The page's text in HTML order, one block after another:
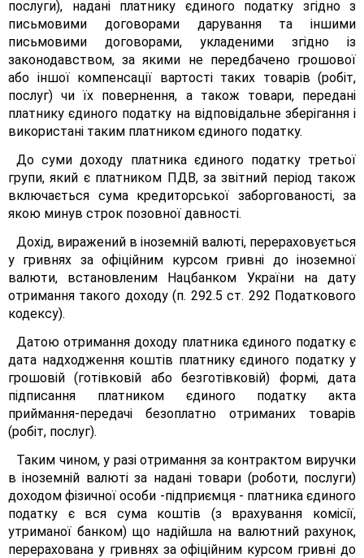
послуги), надані платнику єдиного податку згідно з
письмовими договорами дарування та іншими
письмовими договорами, укладеними згідно із
законодавством, за якими не передбачено грошової
або іншої компенсації вартості таких товарів (робіт,
послуг) чи їх повернення, а також товари, передані
платнику єдиного податку на відповідальне зберігання і
використані таким платником єдиного податку.
До суми доходу платника єдиного податку третьої
групи, який є платником ПДВ, за звітний період також
включається сума кредиторської заборгованості, за
якою минув строк позовної давності.
Дохід, виражений в іноземній валюті, перераховується
у гривнях за офіційним курсом гривні до іноземної
валюти, встановленим Нацбанком України на дату
отримання такого доходу (п. 292.5 ст. 292 Податкового
кодексу).
Датою отримання доходу платника єдиного податку є
дата надходження коштів платнику єдиного податку у
грошовій (готівковій або безготівковій) формі, дата
підписання платником єдиного податку акта
приймання-передачі безоплатно отриманих товарів
(робіт, послуг).
Таким чином, у разі отримання за контрактом виручки
в іноземній валюті за надані товари (роботи, послуги)
доходом фізичної особи -підприємця - платника єдиного
податку є вся сума коштів (з врахування комісії,
утриманої банком) що надійшла на валютний рахунок,
перерахована у гривнях за офіційним курсом гривні до